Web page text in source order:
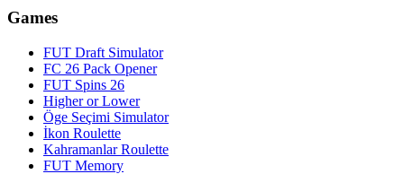
Games
FUT Draft Simulator
FC 26 Pack Opener
FUT Spins 26
Higher or Lower
Öge Seçimi Simulator
İkon Roulette
Kahramanlar Roulette
FUT Memory